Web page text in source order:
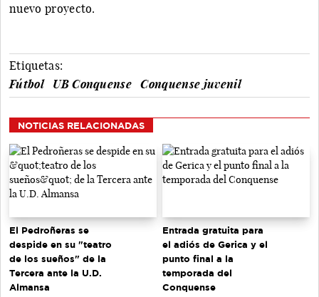
nuevo proyecto.
Etiquetas:
Fútbol
UB Conquense Conquense juvenil
NOTICIAS RELACIONADAS
El Pedroñeras se
despide en su "teatro
de los sueños" de la
Tercera ante la U.D.
Almansa
Entrada gratuita para
el adiós de Gerica y el
punto final a la
temporada del
Conquense